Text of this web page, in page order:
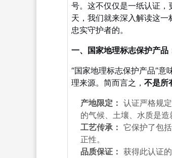
号。这不仅仅是一纸认证，
天，我们就来深入解读这
忠实守护者的。
一、国家地理标志保护产品
“国家地理标志保护产品”
理来源。简而言之，不是所
产地限定： 认证严格规
的气候、土壤、水质是造
工艺传承： 它保护了包
正性。
品质保证： 获得此认证